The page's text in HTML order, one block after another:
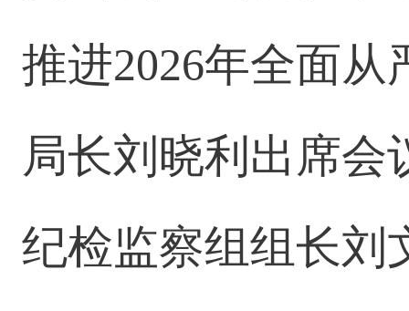
推进2026年全面
局长刘晓利出席会
纪检监察组组长刘